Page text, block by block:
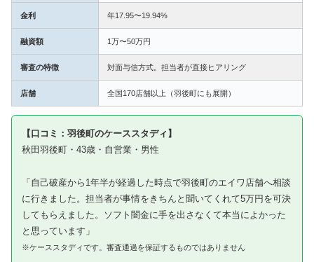
金利 年17.95〜19.94%
融資額 1万〜50万円
審査の特徴 対面与信方式。担当者が直接ヒアリング
店舗 全国170店舗以上（羽後町にも展開）
【口コミ：羽後町のケーススタディ】
秋田羽後町・43歳・自営業・男性
「自己破産から1年半が経過した時点で羽後町のエイワ店舗へ相談
に行きました。担当者が事情をきちんと聞いてくれて5万円を可決
してもらえました。ソフト闇金に手を出さなくて本当によかった
と思っています」
※ケーススタディです。審査通過を保証するものではありません